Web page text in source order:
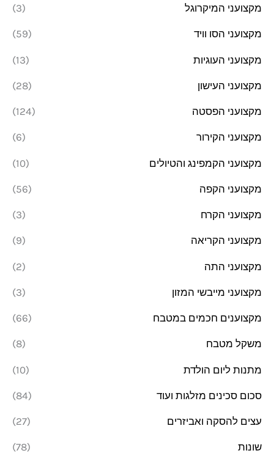
מקצועני המיקרוגל (3)
מקצועני הסו וויד (59)
מקצועני העוגיות (13)
מקצועני העישון (28)
מקצועני הפסטה (124)
מקצועני הקירור (6)
מקצועני הקמפינג והטיולים (10)
מקצועני הקפה (56)
מקצועני הקרח (3)
מקצועני הקריאה (9)
מקצועני התה (2)
מקצועני מייבשי המזון (3)
מקצוענים חכמים במטבח (66)
משקל מטבח (8)
מתנות ליום הולדת (10)
סכום סכינים מזלגות ועוד (84)
עצים להסקה ואביזרים (27)
שונות (78)